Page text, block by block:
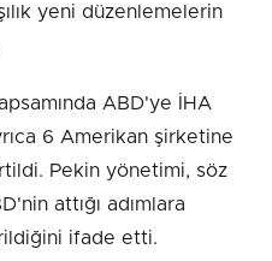
yeni düzenlemelerin
ABD'ye İHA
6 Amerikan şirketine
Pekin yönetimi, söz
attığı adımlara
ifade etti.